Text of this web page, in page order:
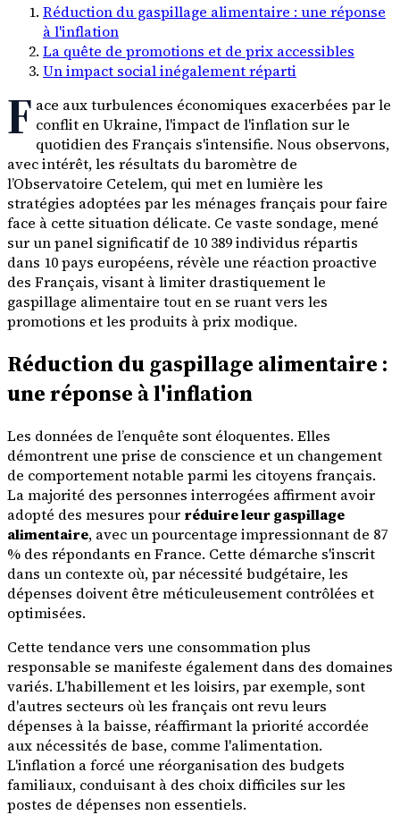
Réduction du gaspillage alimentaire : une réponse
à l'inflation
La quête de promotions et de prix accessibles
Un impact social inégalement réparti
F ace aux turbulences économiques exacerbées par le
conflit en Ukraine, l'impact de l'inflation sur le
quotidien des Français s'intensifie. Nous observons,
avec intérêt, les résultats du baromètre de
l’Observatoire Cetelem, qui met en lumière les
stratégies adoptées par les ménages français pour faire
face à cette situation délicate. Ce vaste sondage, mené
sur un panel significatif de 10 389 individus répartis
dans 10 pays européens, révèle une réaction proactive
des Français, visant à limiter drastiquement le
gaspillage alimentaire tout en se ruant vers les
promotions et les produits à prix modique.
Réduction du gaspillage alimentaire :
une réponse à l'inflation
Les données de l’enquête sont éloquentes. Elles
démontrent une prise de conscience et un changement
de comportement notable parmi les citoyens français.
La majorité des personnes interrogées affirment avoir
adopté des mesures pour réduire leur gaspillage
alimentaire, avec un pourcentage impressionnant de 87
% des répondants en France. Cette démarche s'inscrit
dans un contexte où, par nécessité budgétaire, les
dépenses doivent être méticuleusement contrôlées et
optimisées.
Cette tendance vers une consommation plus
responsable se manifeste également dans des domaines
variés. L'habillement et les loisirs, par exemple, sont
d'autres secteurs où les français ont revu leurs
dépenses à la baisse, réaffirmant la priorité accordée
aux nécessités de base, comme l'alimentation.
L'inflation a forcé une réorganisation des budgets
familiaux, conduisant à des choix difficiles sur les
postes de dépenses non essentiels.